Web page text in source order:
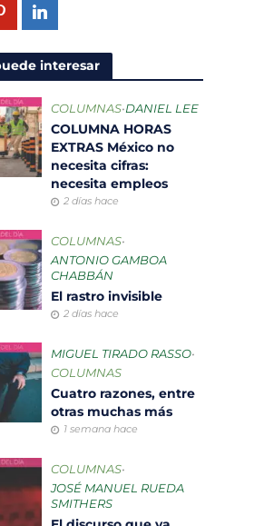
interesar
COLUMNAS•DANIEL LEE
COLUMNA HORAS
EXTRAS México no
necesita cifras:
necesita empleos
2 días hace
COLUMNAS•
ANTONIO GAMBOA
CHABBÁN
El rastro invisible
2 días hace
MIGUEL TIRADO RASSO•
COLUMNAS
Cuatro razones, entre
otras muchas más
1 semana hace
COLUMNAS•
JOSÉ MANUEL RUEDA
SMITHERS